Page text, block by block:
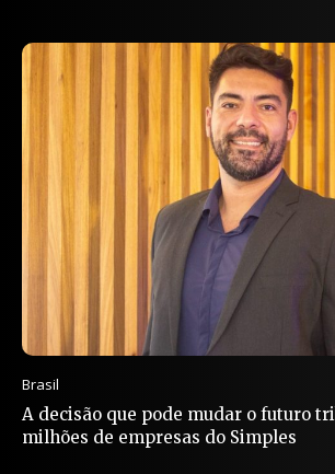
Brasil
A decisão que pode mudar o futuro
milhões de empresas do Simples